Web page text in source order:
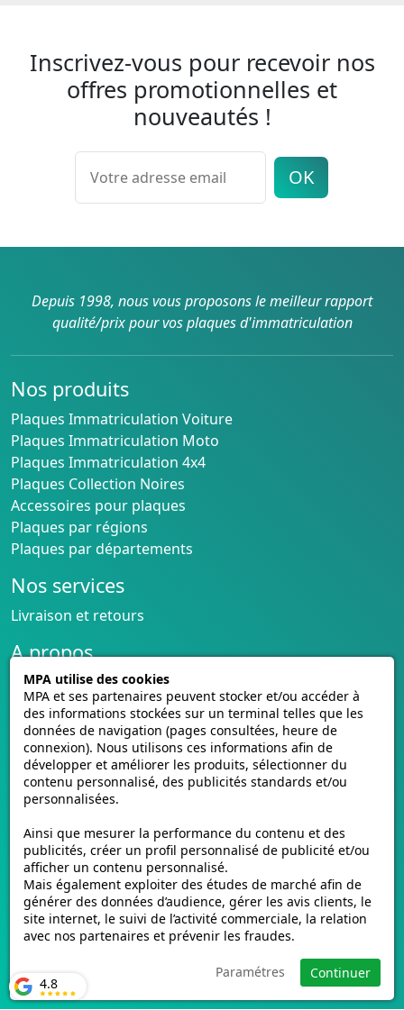
Inscrivez-vous pour recevoir nos
offres promotionnelles et
nouveautés !
OK
Depuis 1998, nous vous proposons le meilleur rapport
qualité/prix pour vos plaques d'immatriculation
Nos produits
Plaques Immatriculation Voiture
Plaques Immatriculation Moto
Plaques Immatriculation 4x4
Plaques Collection Noires
Accessoires pour plaques
Plaques par régions
Plaques par départements
Nos services
Livraison et retours
A propos
Conditions générales de vente
CGU cagnotte
Politique de cookies
Homologation des plaques
Vidéos de pose
Contactez-nous
Avis clients
E-mmat.fr
www.e-mmat.fr
440 Rue de la Pièce Léger
21160 Marsannay-la-Côte, FRANCE
4.8
MPA utilise des cookies
MPA et ses partenaires peuvent stocker et/ou accéder à
des informations stockées sur un terminal telles que les
données de navigation (pages consultées, heure de
connexion). Nous utilisons ces informations afin de
développer et améliorer les produits, sélectionner du
contenu personnalisé, des publicités standards et/ou
personnalisées.
Ainsi que mesurer la performance du contenu et des
publicités, créer un profil personnalisé de publicité et/ou
afficher un contenu personnalisé.
Mais également exploiter des études de marché afin de
générer des données d’audience, gérer les avis clients, le
site internet, le suivi de l’activité commerciale, la relation
avec nos partenaires et prévenir les fraudes.
Continuer
Paramétres